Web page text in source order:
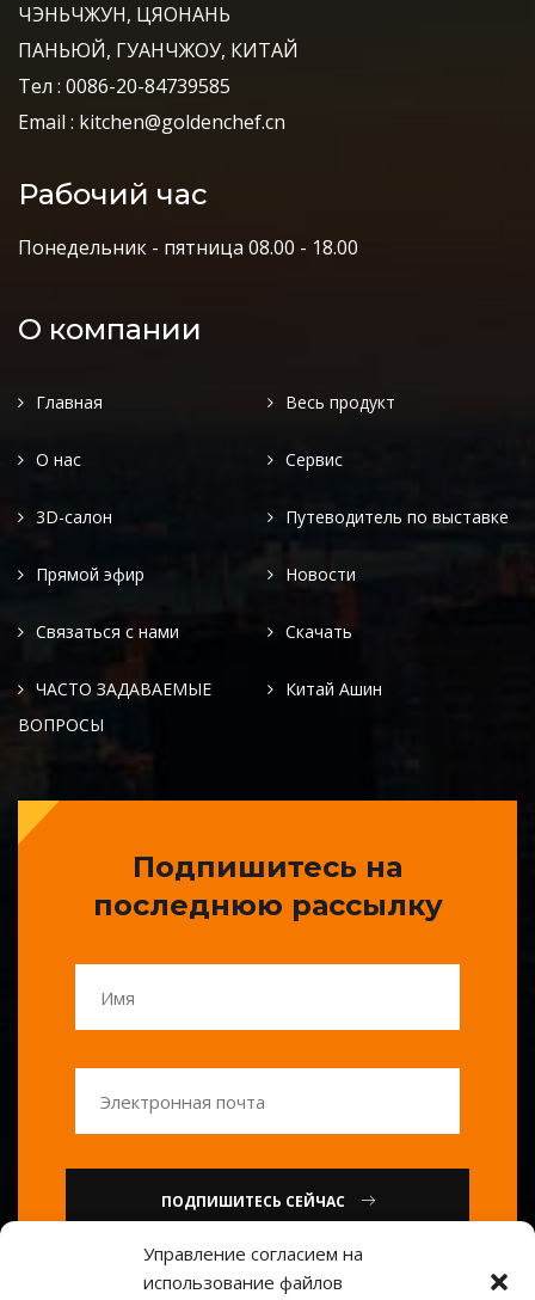
Управление согласием на
использование файлов
ЧЭНЬЧЖУН, ЦЯОНАНЬ
ПАНЬЮЙ, ГУАНЧЖОУ, КИТАЙ
Тел : 0086-20-84739585
Email : kitchen@goldenchef.cn
Рабочий час
Понедельник - пятница 08.00 - 18.00
О компании
Главная Весь продукт
О нас Сервис
3D-салон Путеводитель по выставке
Прямой эфир Новости
Связаться с нами Скачать
ЧАСТО ЗАДАВАЕМЫЕ
ВОПРОСЫ
Китай Ашин
Подпишитесь на
последнюю рассылку
ПОДПИШИТЕСЬ СЕЙЧАС
или